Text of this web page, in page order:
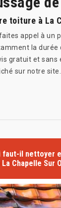
toiture à La
appel à
la
gratuit et
sur notre site.
faut-il nettoyer
Chapelle Sur